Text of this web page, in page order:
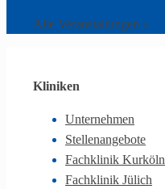
Alle Veranstaltungen »
Kliniken
Unternehmen
Stellenangebote
Fachklinik Kurköln
Fachklinik Jülich